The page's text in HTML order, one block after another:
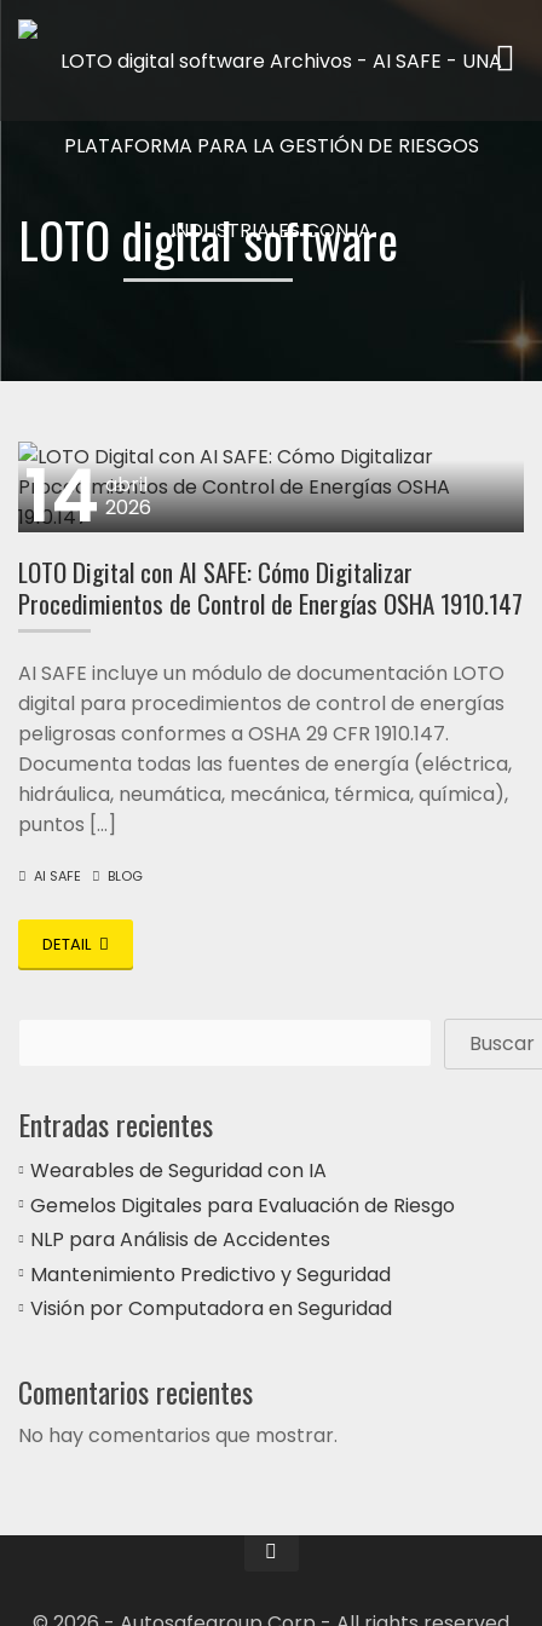
LOTO digital software
14 abril
2026
LOTO Digital con AI SAFE: Cómo Digitalizar
Procedimientos de Control de Energías OSHA 1910.147
AI SAFE incluye un módulo de documentación LOTO
digital para procedimientos de control de energías
peligrosas conformes a OSHA 29 CFR 1910.147.
Documenta todas las fuentes de energía (eléctrica,
hidráulica, neumática, mecánica, térmica, química),
puntos […]
AI SAFE BLOG
DETAIL
Buscar
Entradas recientes
Wearables de Seguridad con IA
Gemelos Digitales para Evaluación de Riesgo
NLP para Análisis de Accidentes
Mantenimiento Predictivo y Seguridad
Visión por Computadora en Seguridad
Comentarios recientes
No hay comentarios que mostrar.